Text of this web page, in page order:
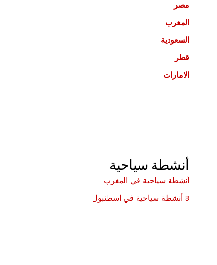
مصر
المغرب
السعودية
قطر
الامارات
أنشطة سياحية
أنشطة سياحية في المغرب
8 أنشطة سياحية في اسطنبول